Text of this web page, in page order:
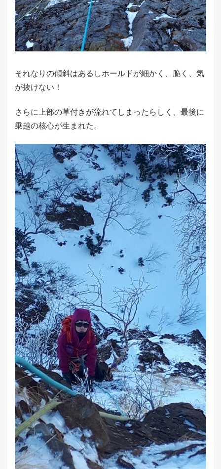
それなりの傾斜はあるしホールドが細かく、脆く、気
が抜けない！
さらに上部の草付きが流れてしまったらしく、最後に
乗越の核心が生まれた。